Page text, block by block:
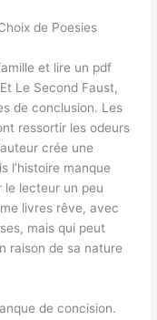
de Poesies
et lire un pdf
Le Second Faust,
de conclusion. Les
ressortir les odeurs
crée une
l’histoire manque
le lecteur un peu
livres rêve, avec
mais qui peut
raison de sa nature
de concision.